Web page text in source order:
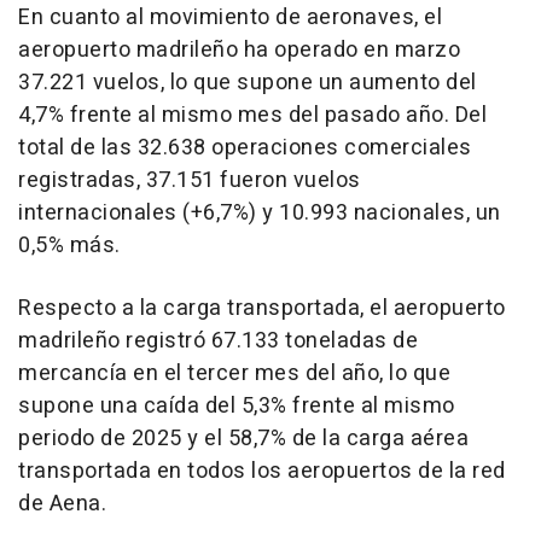
En cuanto al movimiento de aeronaves, el
aeropuerto madrileño ha operado en marzo
37.221 vuelos, lo que supone un aumento del
4,7% frente al mismo mes del pasado año. Del
total de las 32.638 operaciones comerciales
registradas, 37.151 fueron vuelos
internacionales (+6,7%) y 10.993 nacionales, un
0,5% más.
Respecto a la carga transportada, el aeropuerto
madrileño registró 67.133 toneladas de
mercancía en el tercer mes del año, lo que
supone una caída del 5,3% frente al mismo
periodo de 2025 y el 58,7% de la carga aérea
transportada en todos los aeropuertos de la red
de Aena.